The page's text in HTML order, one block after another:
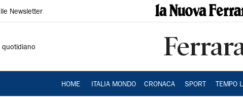
Newsletter
quotidiano
HOME ITALIA MONDO CRONACA SPORT TEMPO